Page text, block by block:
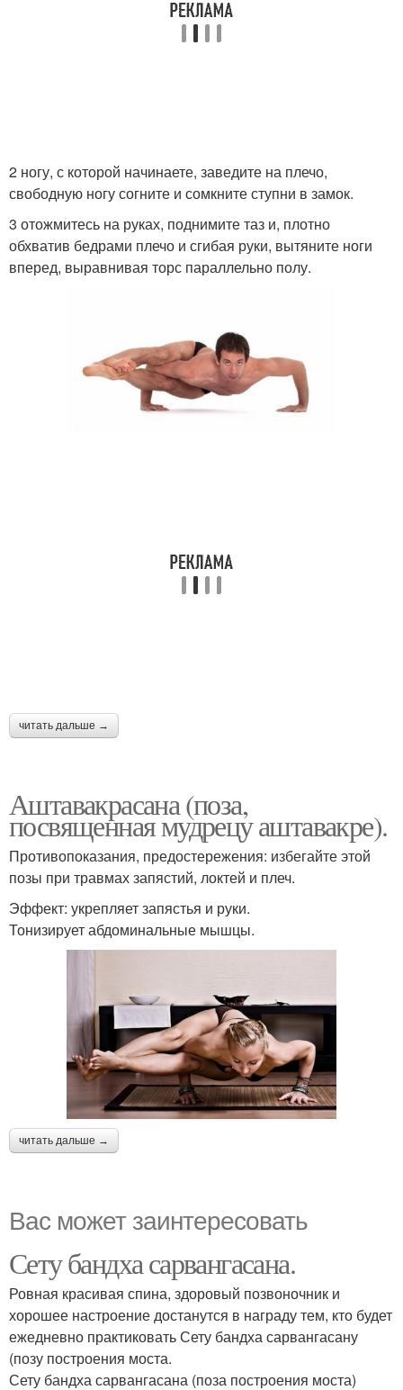
2 ногу, с которой начинаете, заведите на плечо,
свободную ногу согните и сомкните ступни в замок.
3 отожмитесь на руках, поднимите таз и, плотно
обхватив бедрами плечо и сгибая руки, вытяните ноги
вперед, выравнивая торс параллельно полу.
читать дальше →
Аштавакрасана (поза,
посвященная мудрецу аштавакре).
Противопоказания, предостережения: избегайте этой
позы при травмах запястий, локтей и плеч.
Эффект: укрепляет запястья и руки.
Тонизирует абдоминальные мышцы.
читать дальше →
Вас может заинтересовать
Сету бандха сарвангасана.
Ровная красивая спина, здоровый позвоночник и
хорошее настроение достанутся в награду тем, кто будет
ежедневно практиковать Сету бандха сарвангасану
(позу построения моста.
Сету бандха сарвангасана (поза построения моста)